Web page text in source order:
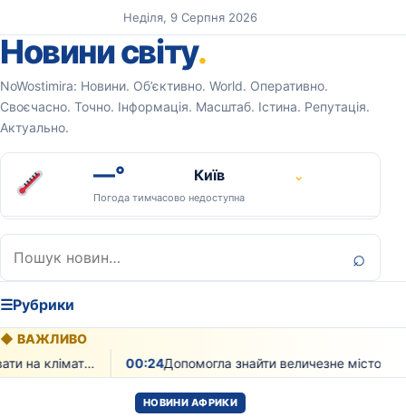
Перейти до вмістуНеділя, 9 Серпня 2026
Новини світу.
NoWostimira: Новини. Об’єктивно. World. Оперативно.
Своєчасно. Точно. Інформація. Масштаб. Істина. Репутація.
Актуально.
—° Київ ⌄
Погода тимчасово недоступна
⌕
☰Рубрики
◆ ВАЖЛИВО
Як рослинність може впливати на клімат екзопланет доводять вчені
00:24
НОВИНИ АФРИКИ